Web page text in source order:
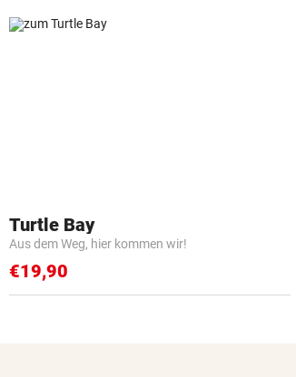
Turtle Bay
Aus dem Weg, hier kommen wir!
€19,90